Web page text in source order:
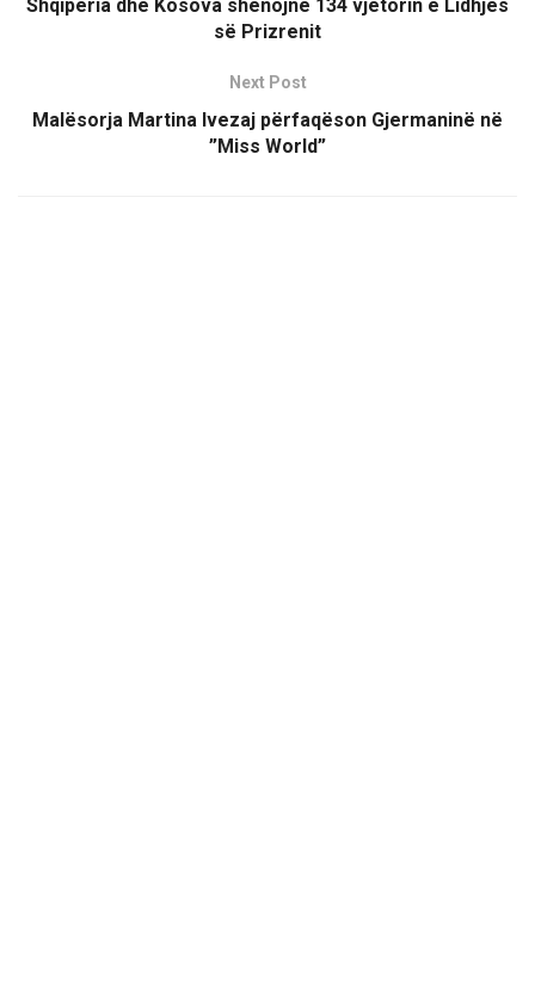
Shqipëria dhe Kosova shënojnë 134 vjetorin e Lidhjes
së Prizrenit
Next Post
Malësorja Martina Ivezaj përfaqëson Gjermaninë në
”Miss World”